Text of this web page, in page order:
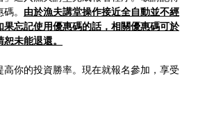
。 由於漁夫講堂操作接近全自動並不經
果忘記使用優惠碼的話，相關優惠碼可於
未能退還。
你的投資勝率。現在就報名參加，享受